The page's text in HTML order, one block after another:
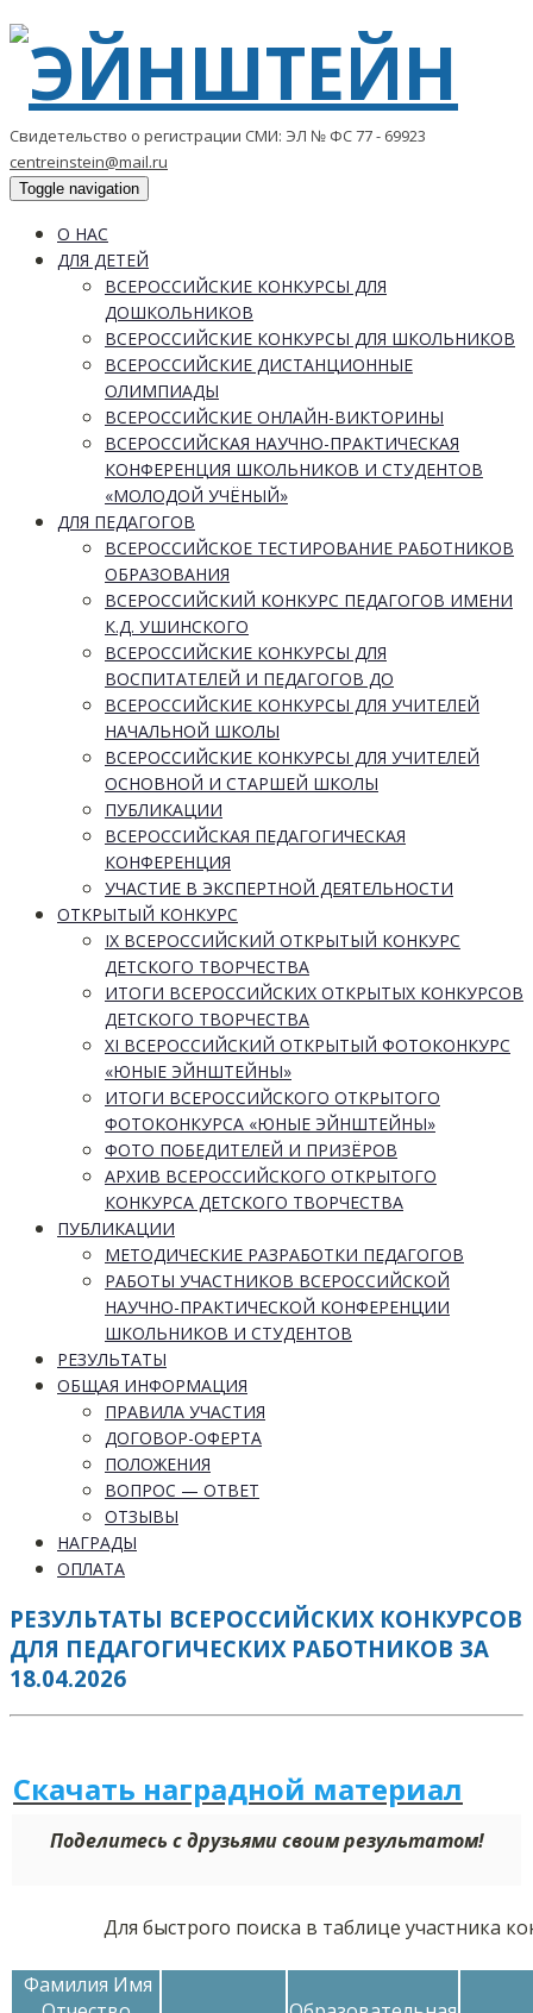
Свидетельство о регистрации СМИ: ЭЛ № ФС 77 - 69923
centreinstein@mail.ru
Toggle navigation
О НАС
ДЛЯ ДЕТЕЙ
ВСЕРОССИЙСКИЕ КОНКУРСЫ ДЛЯ
ДОШКОЛЬНИКОВ
ВСЕРОССИЙСКИЕ КОНКУРСЫ ДЛЯ ШКОЛЬНИКОВ
ВСЕРОССИЙСКИЕ ДИСТАНЦИОННЫЕ
ОЛИМПИАДЫ
ВСЕРОССИЙСКИЕ ОНЛАЙН-ВИКТОРИНЫ
ВСЕРОССИЙСКАЯ НАУЧНО-ПРАКТИЧЕСКАЯ
КОНФЕРЕНЦИЯ ШКОЛЬНИКОВ И СТУДЕНТОВ
«МОЛОДОЙ УЧЁНЫЙ»
ДЛЯ ПЕДАГОГОВ
ВСЕРОССИЙСКОЕ ТЕСТИРОВАНИЕ РАБОТНИКОВ
ОБРАЗОВАНИЯ
ВСЕРОССИЙСКИЙ КОНКУРС ПЕДАГОГОВ ИМЕНИ
К.Д. УШИНСКОГО
ВСЕРОССИЙСКИЕ КОНКУРСЫ ДЛЯ
ВОСПИТАТЕЛЕЙ И ПЕДАГОГОВ ДО
ВСЕРОССИЙСКИЕ КОНКУРСЫ ДЛЯ УЧИТЕЛЕЙ
НАЧАЛЬНОЙ ШКОЛЫ
ВСЕРОССИЙСКИЕ КОНКУРСЫ ДЛЯ УЧИТЕЛЕЙ
ОСНОВНОЙ И СТАРШЕЙ ШКОЛЫ
ПУБЛИКАЦИИ
ВСЕРОССИЙСКАЯ ПЕДАГОГИЧЕСКАЯ
КОНФЕРЕНЦИЯ
УЧАСТИЕ В ЭКСПЕРТНОЙ ДЕЯТЕЛЬНОСТИ
ОТКРЫТЫЙ КОНКУРС
IX ВСЕРОССИЙСКИЙ ОТКРЫТЫЙ КОНКУРС
ДЕТСКОГО ТВОРЧЕСТВА
ИТОГИ ВСЕРОССИЙСКИХ ОТКРЫТЫХ КОНКУРСОВ
ДЕТСКОГО ТВОРЧЕСТВА
XI ВСЕРОССИЙСКИЙ ОТКРЫТЫЙ ФОТОКОНКУРС
«ЮНЫЕ ЭЙНШТЕЙНЫ»
ИТОГИ ВСЕРОССИЙСКОГО ОТКРЫТОГО
ФОТОКОНКУРСА «ЮНЫЕ ЭЙНШТЕЙНЫ»
ФОТО ПОБЕДИТЕЛЕЙ И ПРИЗЁРОВ
АРХИВ ВСЕРОССИЙСКОГО ОТКРЫТОГО
КОНКУРСА ДЕТСКОГО ТВОРЧЕСТВА
ПУБЛИКАЦИИ
МЕТОДИЧЕСКИЕ РАЗРАБОТКИ ПЕДАГОГОВ
РАБОТЫ УЧАСТНИКОВ ВСЕРОССИЙСКОЙ
НАУЧНО-ПРАКТИЧЕСКОЙ КОНФЕРЕНЦИИ
ШКОЛЬНИКОВ И СТУДЕНТОВ
РЕЗУЛЬТАТЫ
ОБЩАЯ ИНФОРМАЦИЯ
ПРАВИЛА УЧАСТИЯ
ДОГОВОР-ОФЕРТА
ПОЛОЖЕНИЯ
ВОПРОС — ОТВЕТ
ОТЗЫВЫ
НАГРАДЫ
ОПЛАТА
РЕЗУЛЬТАТЫ ВСЕРОССИЙСКИХ КОНКУРСОВ
ДЛЯ ПЕДАГОГИЧЕСКИХ РАБОТНИКОВ ЗА
18.04.2026
Скачать наградной материал
Поделитесь с друзьями своим результатом!
Для быстрого поиска в таблице участника
Фамилия Имя